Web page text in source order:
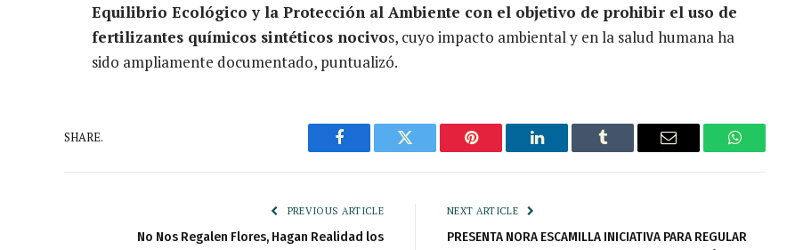
Equilibrio Ecológico y la Protección al Ambiente con el objetivo de prohibir el uso de
fertilizantes químicos sintéticos nocivos, cuyo impacto ambiental y en la salud humana ha
sido ampliamente documentado, puntualizó.
SHARE.
Facebook Twitter Pinterest LinkedIn Tumblr Email WhatsApp
PREVIOUS ARTICLE
No Nos Regalen Flores, Hagan Realidad los
NEXT ARTICLE
PRESENTA NORA ESCAMILLA INICIATIVA PARA REGULAR